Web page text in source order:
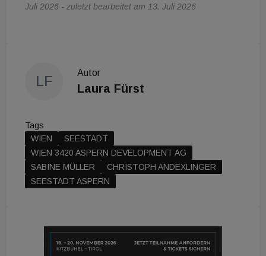
Juli 2026 - zuletzt bearbeitet am 13. Juli 2026
LF
Autor
Laura Fürst
Tags
WIEN
SEESTADT
WIEN 3420 ASPERN DEVELOPMENT AG
SABINE MÜLLER
CHRISTOPH ANDEXLINGER
SEESTADT ASPERN